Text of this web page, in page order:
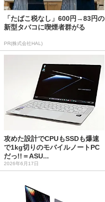
「たばこ税なし」600円→83円の
新型タバコに喫煙者群がる
PR(株式会社HAL)
攻めた設計でCPUもSSDも爆速
で1kg切りのモバイルノートPC
だっ!!＝ASU...
2026年6月17日